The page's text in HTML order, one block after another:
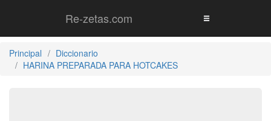
Re-zetas.com
Principal
Diccionario
HARINA PREPARADA PARA HOTCAKES